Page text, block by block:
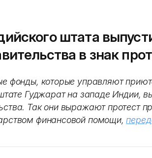
штата
в знак
фонды, которые управляют
Гуджарат на западе Индии,
Так они выражают протест
финансовой помощи,